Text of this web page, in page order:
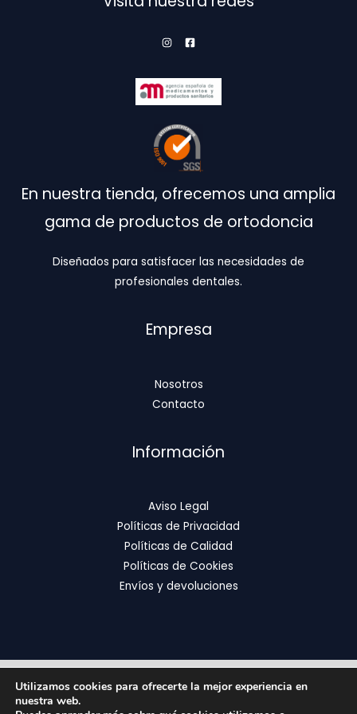
En nuestra tienda, ofrecemos una amplia
gama de productos de ortodoncia
Diseñados para satisfacer las necesidades de
profesionales dentales.
Empresa
Nosotros
Contacto
Información
Aviso Legal
Políticas de Privacidad
Políticas de Calidad
Políticas de Cookies
Envíos y devoluciones
Copyright © 2026 | FixOrthodontics
Utilizamos cookies para ofrecerte la mejor experiencia en
nuestra web.